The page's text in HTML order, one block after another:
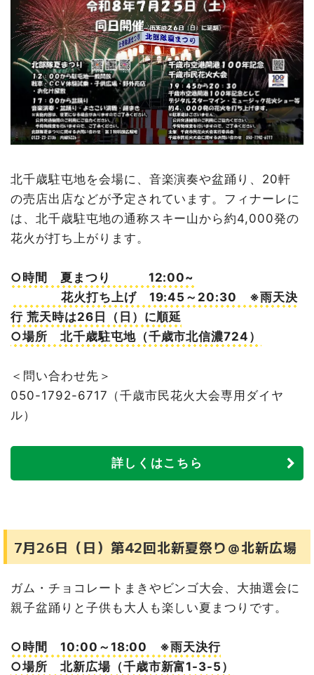
北千歳駐屯地を会場に、音楽演奏や盆踊り、20軒
の売店出店などが予定されています。フィナーレに
は、北千歳駐屯地の通称スキー山から約4,000発の
花火が打ち上がります。
○時間 夏まつり 12:00~
花火打ち上げ 19:45～20:30 ※雨天決
行 荒天時は26日（日）に順延
○場所 北千歳駐屯地（千歳市北信濃724）
＜問い合わせ先＞
050-1792-6717（千歳市民花火大会専用ダイヤ
ル）
詳しくはこちら
7月26日（日）第42回北新夏祭り＠北新広場
ガム・チョコレートまきやビンゴ大会、大抽選会に
親子盆踊りと子供も大人も楽しい夏まつりです。
○時間 10:00～18:00 ※雨天決行
○場所 北新広場（千歳市新富1-3-5）